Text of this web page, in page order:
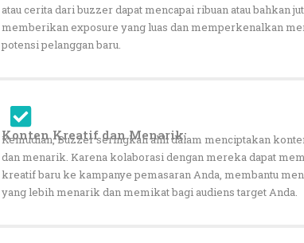
atau cerita dari buzzer dapat mencapai ribuan atau bahkan
memberikan exposure yang luas dan memperkenalkan
potensi pelanggan baru.
Konten Kreatif dan Menarik:
Kemudian, Buzzer seringkali ahli dalam menciptakan
dan menarik. Karena kolaborasi dengan mereka dapat
kreatif baru ke kampanye pemasaran Anda, membantu
yang lebih menarik dan memikat bagi audiens target Anda.